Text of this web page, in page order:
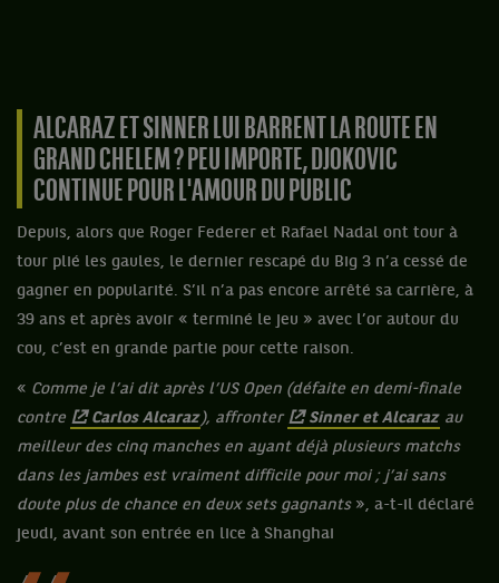
ALCARAZ ET SINNER LUI BARRENT LA ROUTE EN
GRAND CHELEM ? PEU IMPORTE, DJOKOVIC
CONTINUE POUR L'AMOUR DU PUBLIC
Depuis, alors que Roger Federer et Rafael Nadal ont tour à
tour plié les gaules, le dernier rescapé du Big 3 n’a cessé de
gagner en popularité. S’il n’a pas encore arrêté sa carrière, à
39 ans et après avoir « terminé le jeu » avec l’or autour du
cou, c’est en grande partie pour cette raison.
« Comme je l’ai dit après l’US Open (défaite en demi-finale
contre
Carlos Alcaraz ), affronter Sinner et Alcaraz au
meilleur des cinq manches en ayant déjà plusieurs matchs
dans les jambes est vraiment difficile pour moi ; j’ai sans
doute plus de chance en deux sets gagnants», a-t-il déclaré
jeudi, avant son entrée en lice à Shanghai